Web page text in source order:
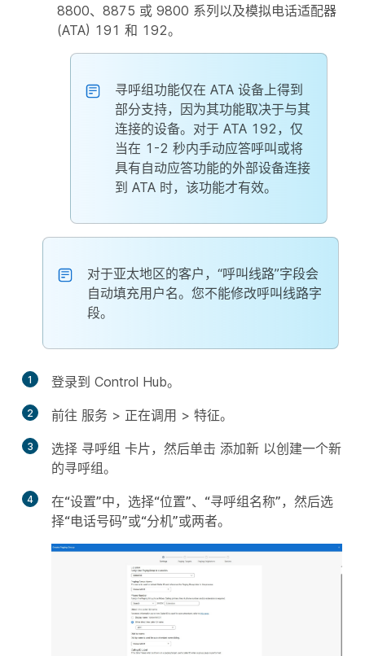
8800、8875 或 9800 系列以及模拟电话适配器
(ATA) 191 和 192。
寻呼组功能仅在 ATA 设备上得到
部分支持，因为其功能取决于与其
连接的设备。对于 ATA 192，仅
当在 1-2 秒内手动应答呼叫或将
具有自动应答功能的外部设备连接
到 ATA 时，该功能才有效。
对于亚太地区的客户，“呼叫线路”字段会
自动填充用户名。您不能修改呼叫线路字
段。
1 登录到 Control Hub。
2 前往 服务 > 正在调用 > 特征。
3 选择 寻呼组 卡片，然后单击 添加新 以创建一个新
的寻呼组。
4 在“设置”中，选择“位置”、 “寻呼组名称”，然后选
择“电话号码”或“分机”或两者。